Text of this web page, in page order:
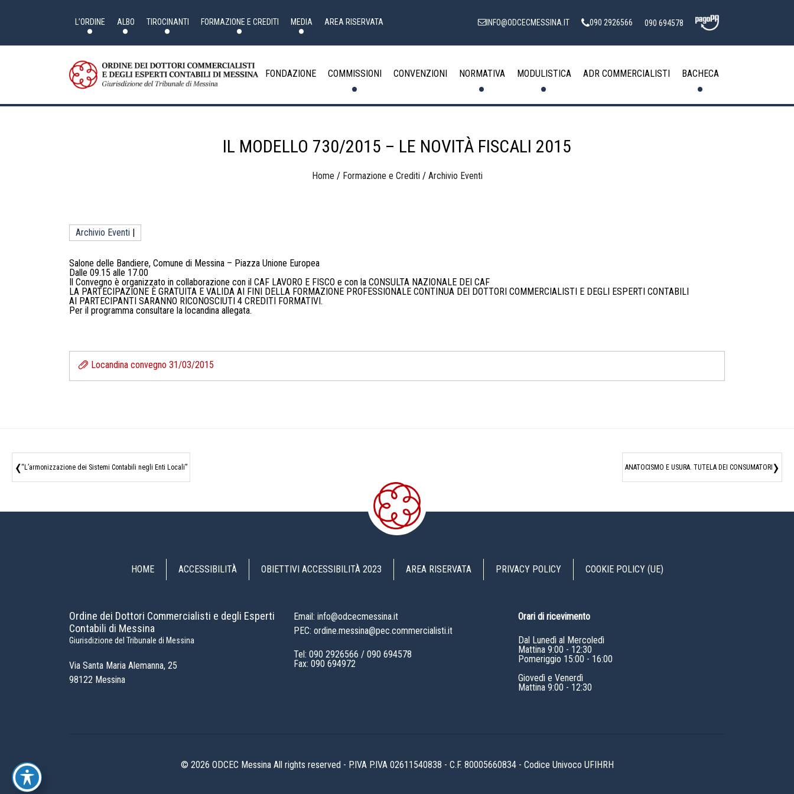
L’ORDINE ALBO TIROCINANTI FORMAZIONE E CREDITI MEDIA AREA RISERVATA INFO@ODCECMESSINA.IT 090 2926566 090 694578
FONDAZIONE COMMISSIONI CONVENZIONI NORMATIVA MODULISTICA ADR COMMERCIALISTI BACHECA
IL MODELLO 730/2015 – LE NOVITÀ FISCALI 2015
Home / Formazione e Crediti / Archivio Eventi
Archivio Eventi
Salone delle Bandiere, Comune di Messina – Piazza Unione Europea
Dalle 09.15 alle 17.00
Il Convegno è organizzato in collaborazione con il CAF LAVORO E FISCO e con la CONSULTA NAZIONALE DEI CAF
LA PARTECIPAZIONE È GRATUITA E VALIDA AI FINI DELLA FORMAZIONE PROFESSIONALE CONTINUA DEI DOTTORI COMMERCIALISTI E DEGLI ESPERTI CONTABILI
AI PARTECIPANTI SARANNO RICONOSCIUTI 4 CREDITI FORMATIVI.
Per il programma consultare la locandina allegata.
Locandina convegno 31/03/2015
‹“L’armonizzazione dei Sistemi Contabili negli Enti Locali” ANATOCISMO E USURA. TUTELA DEI CONSUMATORI ›
HOME ACCESSIBILITÀ OBIETTIVI ACCESSIBILITÀ 2023 AREA RISERVATA PRIVACY POLICY COOKIE POLICY (UE)
Ordine dei Dottori Commercialisti e degli Esperti
Contabili di Messina
Giurisdizione del Tribunale di Messina
Via Santa Maria Alemanna, 25
98122 Messina
Email: info@odcecmessina.it
PEC: ordine.messina@pec.commercialisti.it
Tel: 090 2926566 / 090 694578
Fax: 090 694972
Orari di ricevimento
Dal Lunedì al Mercoledì
Mattina 9:00 - 12:30
Pomeriggio 15:00 - 16:00
Giovedì e Venerdì
Mattina 9:00 - 12:30
© 2026 ODCEC Messina All rights reserved - P.IVA P.IVA 02611540838 - C.F. 80005660834 - Codice Univoco UFIHRH